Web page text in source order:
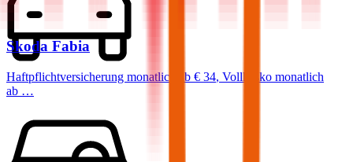
Skoda Fabia
Haftpflichtversicherung monatlich ab € 34, Vollkasko monatlich
ab …